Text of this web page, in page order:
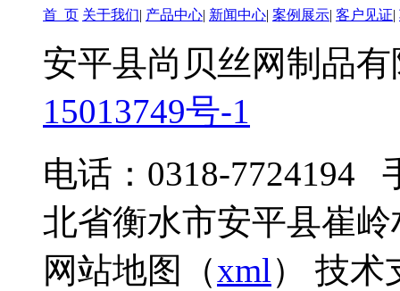
首 页 关于我们| 产品中心| 新闻中心| 案例展示| 客户见证|
安平县尚贝丝网制品
15013749号-1
电话：0318-7724194
北省衡水市安平县崔
网站地图（xml） 技术